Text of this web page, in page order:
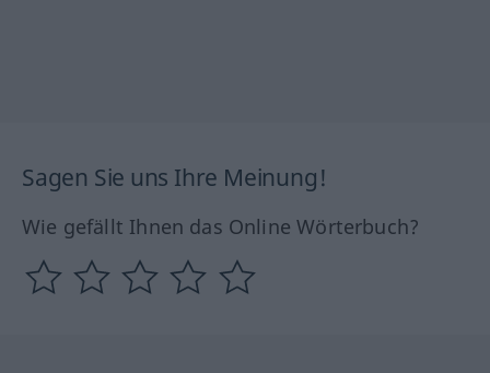
Sagen Sie uns Ihre Meinung!
Wie gefällt Ihnen das Online Wörterbuch?